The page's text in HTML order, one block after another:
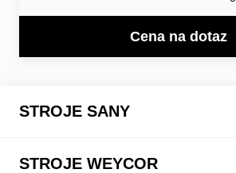
Cena na dotaz
STROJE SANY
STROJE WEYCOR